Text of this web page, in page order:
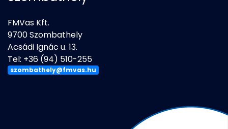
FMVas Kft.
9700 Szombathely
Acsádi Ignác u. 13.
Tel: +36 (94) 510-255
szombathely@fmvas.hu